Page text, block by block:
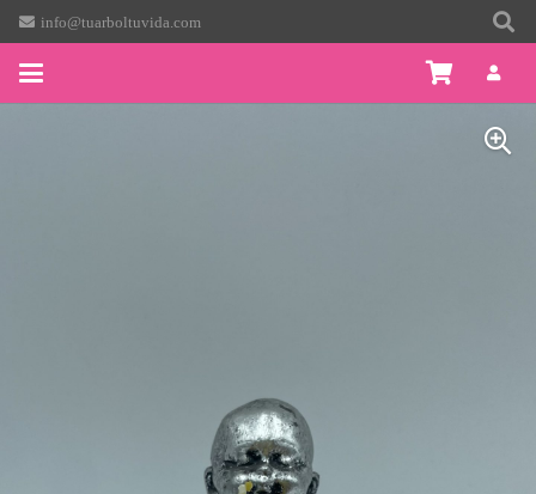
info@tuarboltuvida.com